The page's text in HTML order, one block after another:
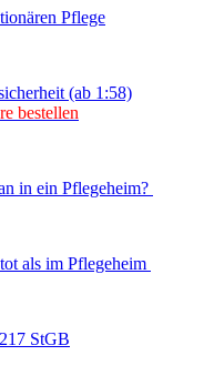
Pflege
(ab 1:58)
bestellen
in ein Pflegeheim?
als im Pflegeheim
StGB